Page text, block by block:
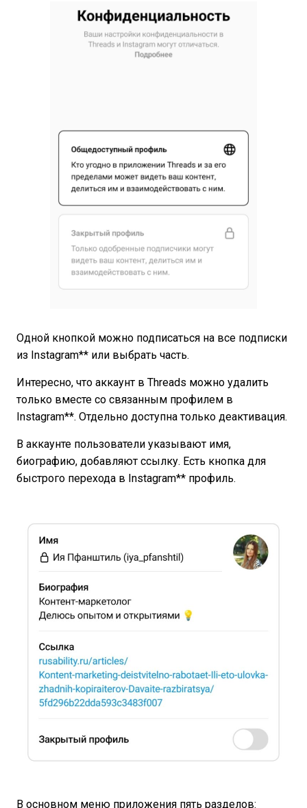
Одной кнопкой можно подписаться на все подписки
из Instagram** или выбрать часть.
Интересно, что аккаунт в Threads можно удалить
только вместе со связанным профилем в
Instagram**. Отдельно доступна только деактивация.
В аккаунте пользователи указывают имя,
биографию, добавляют ссылку. Есть кнопка для
быстрого перехода в Instagram** профиль.
В основном меню приложения пять разделов: